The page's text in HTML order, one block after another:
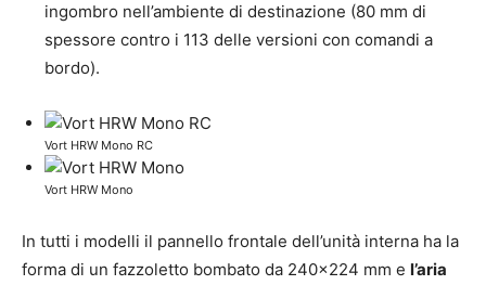
ingombro nell’ambiente di destinazione (80 mm di
spessore contro i 113 delle versioni con comandi a
bordo).
Vort HRW Mono RC
Vort HRW Mono
In tutti i modelli il pannello frontale dell’unità interna ha la
forma di un fazzoletto bombato da 240×224 mm e l’aria